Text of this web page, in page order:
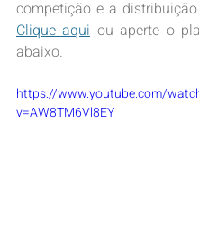
Clique aqui ou aperte o
abaixo.
https://www.youtube.com/
v=AW8TM6Vl8EY